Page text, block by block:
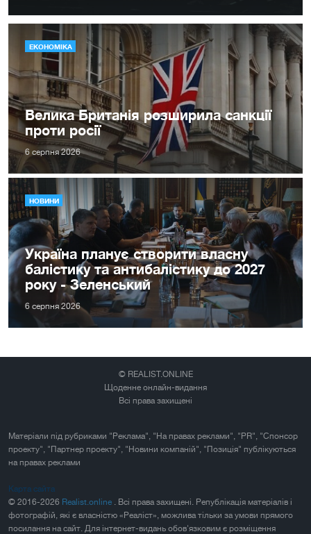
ЕКОНОМІКА
Велика Британія розширила санкції
проти росії
6 серпня 2026
НОВИНИ
Україна планує створити власну
балістику та антибалістику до 2027
року - Зеленський
6 серпня 2026
© REALIST.ONLINE
Щоденне онлайн-видання
Всі права захищені
Матеріали під рубриками "Реклама", "На правах реклами", "PR", "Спонсор
проекту", "Партнер проекту", "Новини компаній", "Позиція" публікуються
на правах реклами
Карта сайта
© 2016-2026 Realist.online . Всі права захищені. Републікація матеріалів і
фотографій, які є власністю «Реаліст», можлива тільки за умови прямого
посилання на сайт. Для інтернет-видань обов'язковим є розміщення